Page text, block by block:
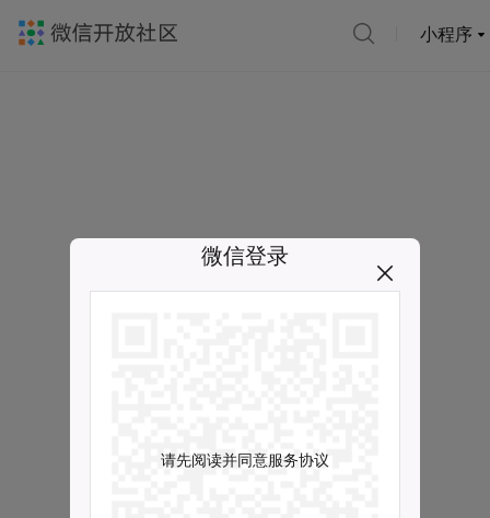
小程序
微信登录
请先阅读并同意服务协议